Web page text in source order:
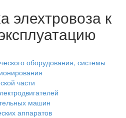
элехтровоза к
оборудования, системы
части
машин
аппаратов